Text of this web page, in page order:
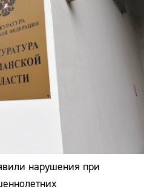
нарушения при